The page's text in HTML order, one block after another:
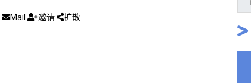
Mail 邀请 扩散